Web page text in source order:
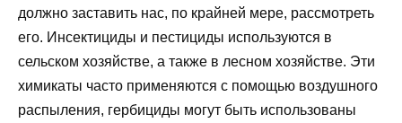
должно заставить нас, по крайней мере, рассмотреть
его. Инсектициды и пестициды используются в
сельском хозяйстве, а также в лесном хозяйстве. Эти
химикаты часто применяются с помощью воздушного
распыления, гербициды могут быть использованы